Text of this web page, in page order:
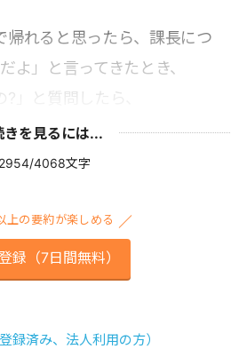
帰れると思ったら、課長につ
よ」と言ってきたとき、
?」と質問したら、
きを見るには...
4068文字
上の要約が楽しめる
録（7日間無料）
録済み、法人利用の方）